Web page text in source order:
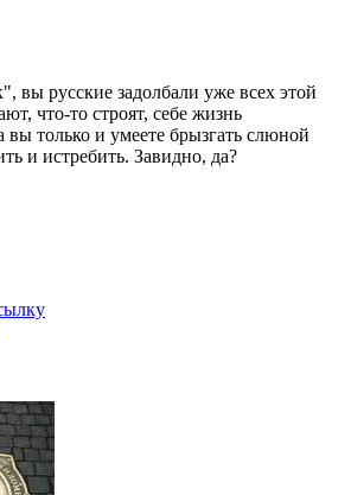
вы русские задолбали уже всех этой
что-то строят, себе жизнь
вы только и умеете брызгать слюной
и истребить. Завидно, да?